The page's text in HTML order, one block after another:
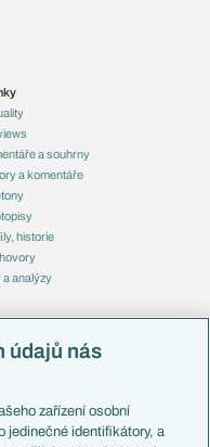
a souhrny
a komentáře
historie
a analýzy
údajů nás
zařízení osobní
jedinečné identifikátory, a